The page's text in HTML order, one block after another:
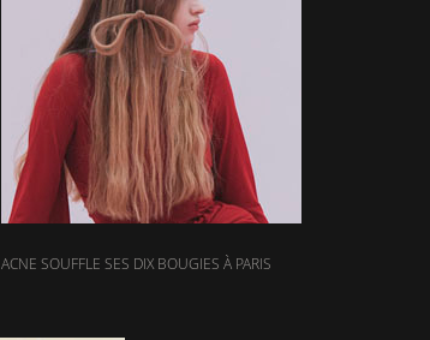
ACNE SOUFFLE SES DIX BOUGIES À PARIS